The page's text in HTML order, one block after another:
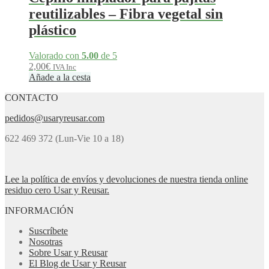
reutilizables – Fibra vegetal sin
plástico
Valorado con 5.00 de 5
2,00€ IVA Inc
Añade a la cesta
CONTACTO
pedidos@usaryreusar.com
622 469 372 (Lun-Vie 10 a 18)
Lee la política de envíos y devoluciones de nuestra tienda online
residuo cero Usar y Reusar.
INFORMACIÓN
Suscríbete
Nosotras
Sobre Usar y Reusar
El Blog de Usar y Reusar